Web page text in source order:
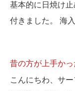
基本的に日焼け
付きました。 海
昔の方が上手かっ
こんにちわ、サ